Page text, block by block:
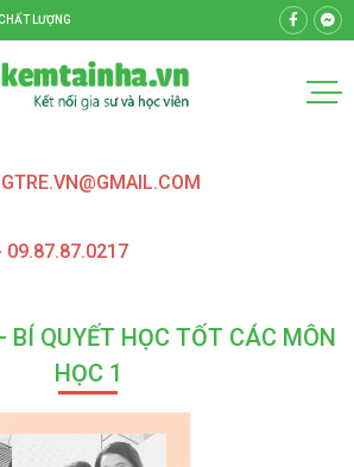
LƯỢNG
09.87.87.0217
BÍ QUYẾT HỌC TỐT CÁC MÔN
HỌC 1